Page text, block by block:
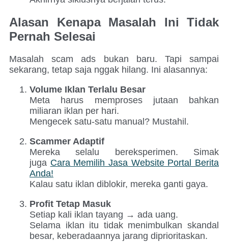
Alasan Kenapa Masalah Ini Tidak
Pernah Selesai
Masalah scam ads bukan baru. Tapi sampai
sekarang, tetap saja nggak hilang. Ini alasannya:
Volume Iklan Terlalu Besar
Meta harus memproses jutaan bahkan
miliaran iklan per hari.
Mengecek satu-satu manual? Mustahil.
Scammer Adaptif
Mereka selalu bereksperimen. Simak
juga Cara Memilih Jasa Website Portal Berita
Anda!
Kalau satu iklan diblokir, mereka ganti gaya.
Profit Tetap Masuk
Setiap kali iklan tayang → ada uang.
Selama iklan itu tidak menimbulkan skandal
besar, keberadaannya jarang diprioritaskan.